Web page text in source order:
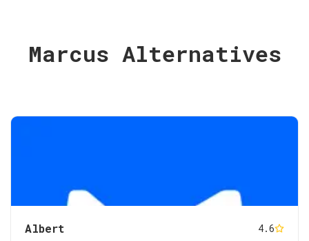
Marcus Alternatives
Albert 4.6